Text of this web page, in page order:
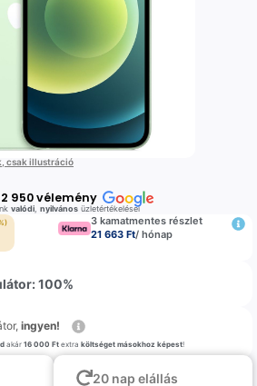
csak illustráció
2 950 vélemény
valódi, nyilvánosüzletértékelései
3 kamatmentes részlet
21 663 Ft/ hónap
100%
ingyen!
akár 16 000 Ftextra költséget másokhoz képest!
20 nap elállás